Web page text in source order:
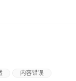
内容错误